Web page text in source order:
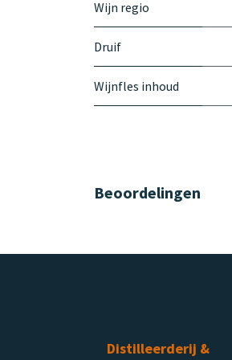
Wijn regio
Druif
Wijnfles inhoud
Beoordelingen
Distilleerderij &